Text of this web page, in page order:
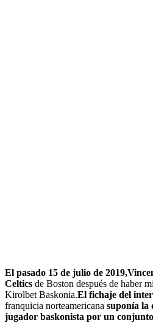
El pasado 15 de julio de
Celtics de Boston después de haber
Kirolbet Baskonia.El fichaje del
franquicia norteamericana suponía la
jugador baskonista por un